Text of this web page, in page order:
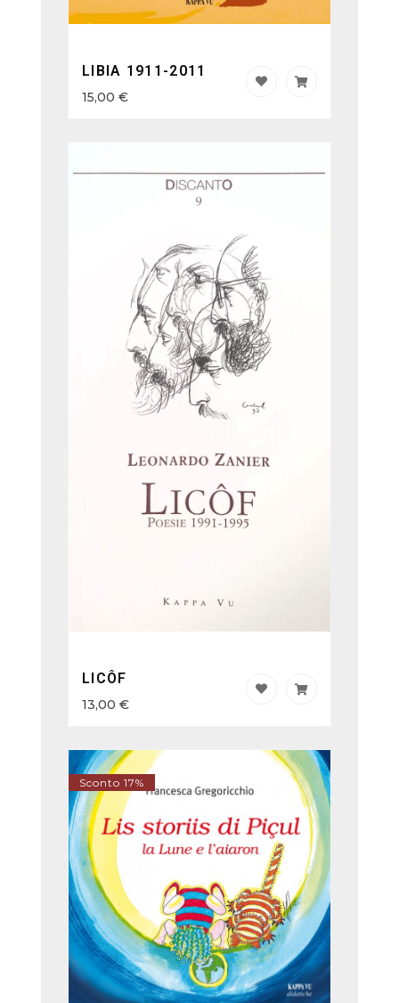
LIBIA 1911-2011
15,00 €
LICÔF
13,00 €
Sconto 17%